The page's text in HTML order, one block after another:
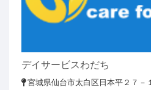
デイサービスわだち
宮城県仙台市太白区日本平２７－